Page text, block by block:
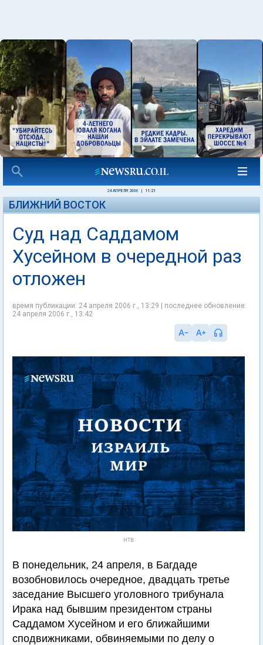
24 АПРЕЛЯ 2006 11:21
БЛИЖНИЙ ВОСТОК
Суд над Саддамом
Хусейном в очередной раз
отложен
время публикации: 24 апреля 2006 г., 13:29 | последнее обновление:
24 апреля 2006 г., 13:42
НТВ
В понедельник, 24 апреля, в Багдаде
возобновилось очередное, двадцать третье
заседание Высшего уголовного трибунала
Ирака над бывшим президентом страны
Саддамом Хусейном и его ближайшими
сподвижниками, обвиняемыми по делу о